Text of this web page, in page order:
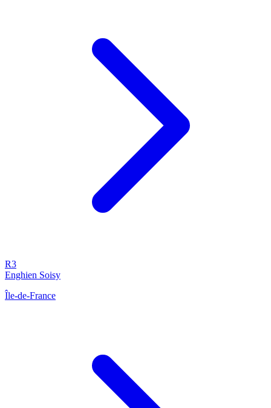
R3
Enghien Soisy
Île-de-France